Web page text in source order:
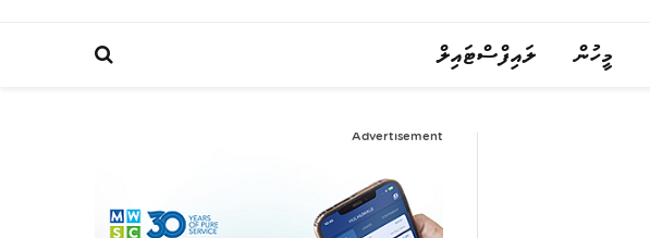
މީހުން ލައިފްސްޓައިލް
Advertisement